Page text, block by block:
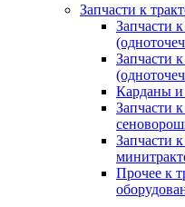
Запчасти к
Запчасти
Запчасти
Карданы и
Запчасти
Запчасти
Прочее к